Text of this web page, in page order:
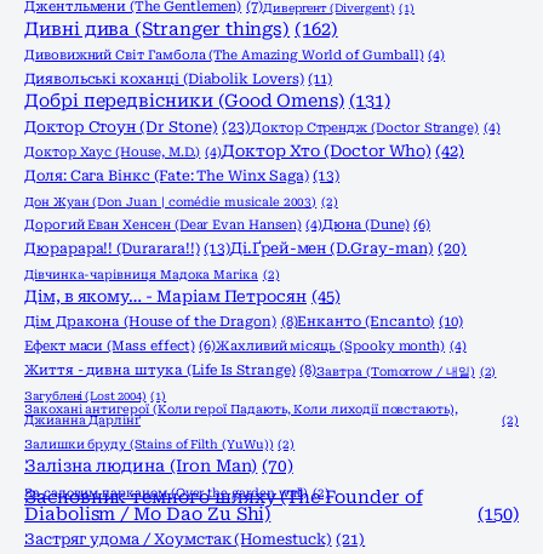
Джентльмени (The Gentlemen) (7)Дивергент (Divergent) (1)
Дивні дива (Stranger things) (162)
Дивовижний Світ Гамбола (The Amazing World of Gumball) (4)
Диявольські коханці (Diabolik Lovers) (11)
Добрі передвісники (Good Omens) (131)
Доктор Стоун (Dr Stone) (23)Доктор Стрендж (Doctor Strange) (4)
Доктор Хаус (House, M.D.) (4)Доктор Хто (Doctor Who) (42)
Доля: Сага Вінкс (Fate: The Winx Saga) (13)
Дон Жуан (Don Juan | comédie musicale 2003) (2)
Дорогий Еван Хенсен (Dear Evan Hansen) (4)Дюна (Dune) (6)
Дюрарара!! (Durarara!!) (13)Ді.Ґрей-мен (D.Gray-man) (20)
Дівчинка-чарівниця Мадока Магіка (2)
Дім, в якому… - Маріам Петросян (45)
Дім Дракона (House of the Dragon) (8)Енканто (Encanto) (10)
Ефект маси (Mass effect) (6)Жахливий місяць (Spooky month) (4)
Життя - дивна штука (Life Is Strange) (8)Завтра (Tomorrow / 내일) (2)
Загублені (Lost 2004) (1)
Закохані антигерої (Коли герої Падають, Коли лиходії повстають),
Джианна Дарлінґ
(2)
Залишки бруду (Stains of Filth (YuWu)) (2)
Залізна людина (Iron Man) (70)
За садовим парканом (Over the garden wall) (2)
Засновник темного шляху (The Founder of
Diabolism / Mo Dao Zu Shi) (150)
Застряг удома / Хоумстак (Homestuck) (21)